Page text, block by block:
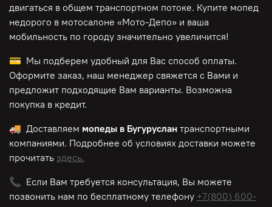
двигаться в общем транспортном потоке. Купите мопед
недорого в мотосалоне «Мото-Депо» и ваша
мобильность по городу значительно увеличится!
💳 Мы подберем удобный для Вас способ оплаты.
Оформите заказ, наш менеджер свяжется с Вами и
предложит подходящие Вам варианты. Возможна
покупка в кредит.
🚚 Доставляем мопеды в Бугуруслан транспортными
компаниями. Подробнее об условиях доставки можете
прочитать здесь.
📞 Если Вам требуется консультация, Вы можете
позвонить нам по бесплатному телефону +7(800) 600-